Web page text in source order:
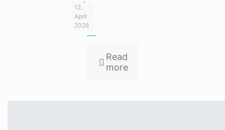
12.
April
2026
Impfen
für
Afrika
Read
more